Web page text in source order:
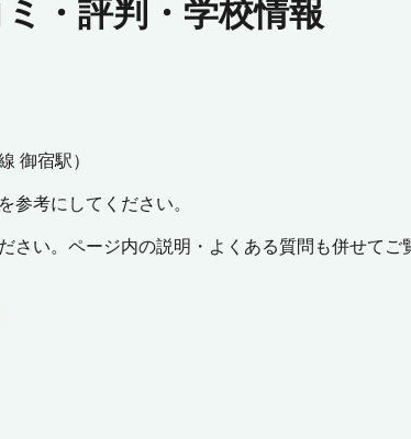
・評判・学校情報
御宿駅）
考にしてください。
い。ページ内の説明・よくある質問も併せてご